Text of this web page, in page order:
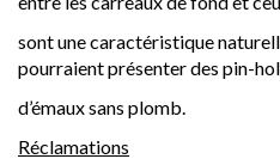
sont une caractéristique
pourraient présenter des pin-
d’émaux sans plomb.
Réclamations